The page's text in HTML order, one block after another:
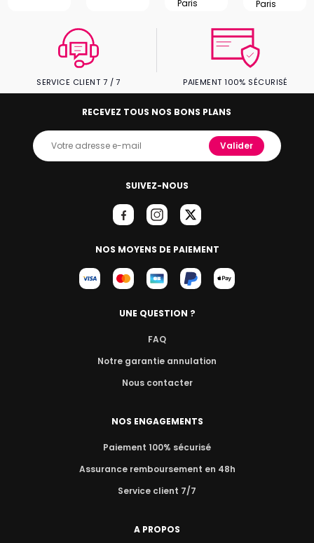
Paris
Paris
SERVICE CLIENT 7 / 7 PAIEMENT 100% SÉCURISÉ
SUIVEZ-NOUS
NOS MOYENS DE PAIEMENT
RECEVEZ TOUS NOS BONS PLANS
Valider
UNE QUESTION ?
FAQ
Notre garantie annulation
Nous contacter
NOS ENGAGEMENTS
Paiement 100% sécurisé
Assurance remboursement en 48h
Service client 7/7
A PROPOS